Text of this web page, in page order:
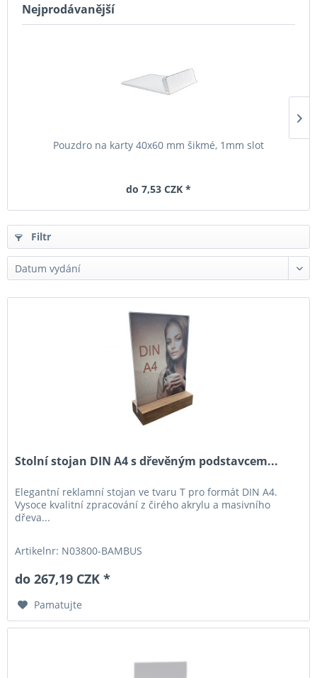
Nejprodávanější
Pouzdro na karty 40x60 mm šikmé, 1mm slot
do 7,53 CZK *
Filtr
Stolní stojan DIN A4 s dřevěným podstavcem...
Elegantní reklamní stojan ve tvaru T pro formát DIN A4.
Vysoce kvalitní zpracování z čirého akrylu a masivního
dřeva...
Artikelnr: N03800-BAMBUS
do 267,19 CZK *
Pamatujte